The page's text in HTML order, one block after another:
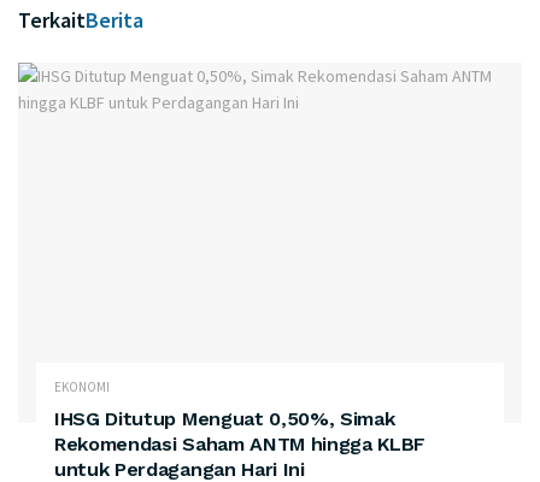
TerkaitBerita
EKONOMI
IHSG Ditutup Menguat 0,50%, Simak
Rekomendasi Saham ANTM hingga KLBF
untuk Perdagangan Hari Ini